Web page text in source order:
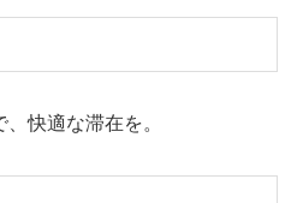
快適な滞在を。